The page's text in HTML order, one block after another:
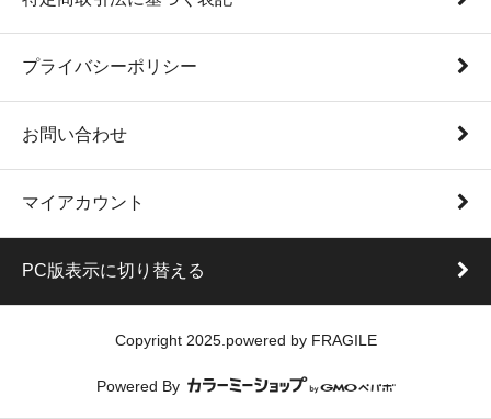
プライバシーポリシー
お問い合わせ
マイアカウント
PC版表示に切り替える
Copyright 2025.powered by FRAGILE
Powered By